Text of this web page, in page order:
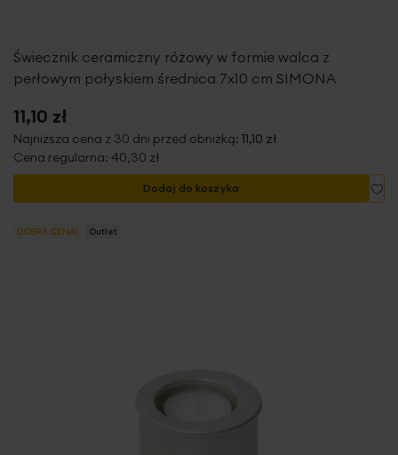
Świecznik ceramiczny różowy w formie walca z
perłowym połyskiem średnica 7x10 cm SIMONA
11,10 zł
Najniższa cena z 30 dni przed obniżką: 11,10 zł
Cena regularna: 40,30 zł
Dodaj do koszyka
DOBRA CENA! Outlet